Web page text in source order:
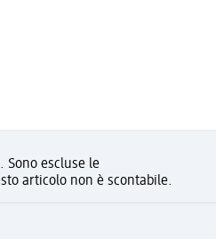
Sono escluse le
articolo non è scontabile.